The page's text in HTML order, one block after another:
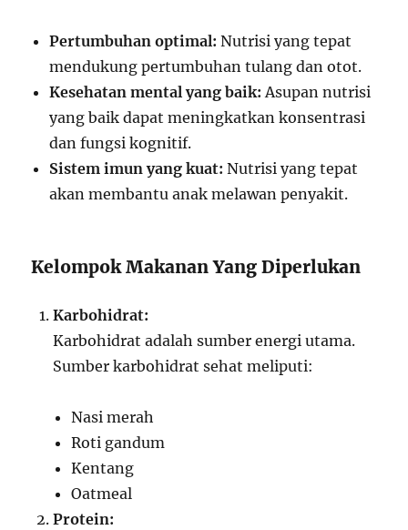
Pertumbuhan optimal: Nutrisi yang tepat
mendukung pertumbuhan tulang dan otot.
Kesehatan mental yang baik: Asupan nutrisi
yang baik dapat meningkatkan konsentrasi
dan fungsi kognitif.
Sistem imun yang kuat: Nutrisi yang tepat
akan membantu anak melawan penyakit.
Kelompok Makanan Yang Diperlukan
Karbohidrat:
Karbohidrat adalah sumber energi utama.
Sumber karbohidrat sehat meliputi:
Nasi merah
Roti gandum
Kentang
Oatmeal
Protein: